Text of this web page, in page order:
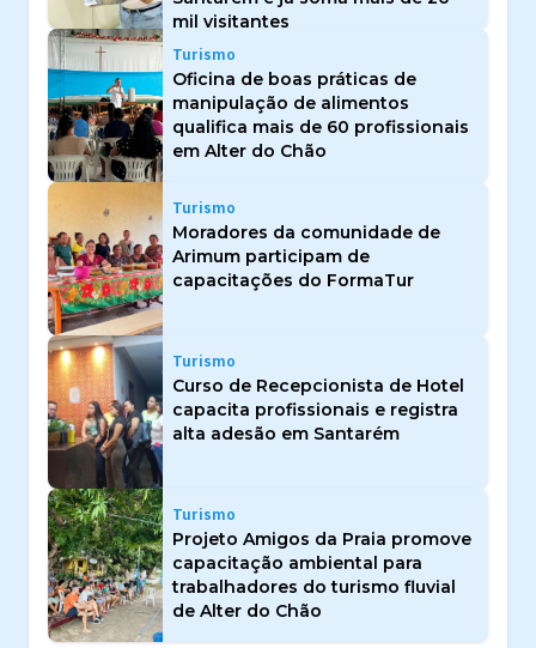
mil visitantes
Turismo
Oficina de boas práticas de
manipulação de alimentos
qualifica mais de 60 profissionais
em Alter do Chão
Turismo
Moradores da comunidade de
Arimum participam de
capacitações do FormaTur
Turismo
Curso de Recepcionista de Hotel
capacita profissionais e registra
alta adesão em Santarém
Turismo
Projeto Amigos da Praia promove
capacitação ambiental para
trabalhadores do turismo fluvial
de Alter do Chão